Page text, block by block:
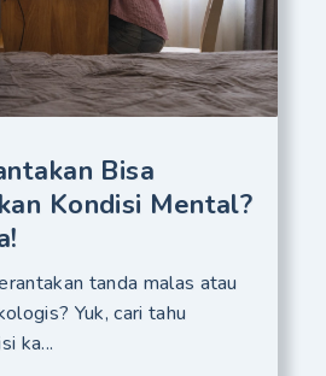
Bisa
Kondisi Mental?
tanda malas atau
Yuk, cari tahu
ka...